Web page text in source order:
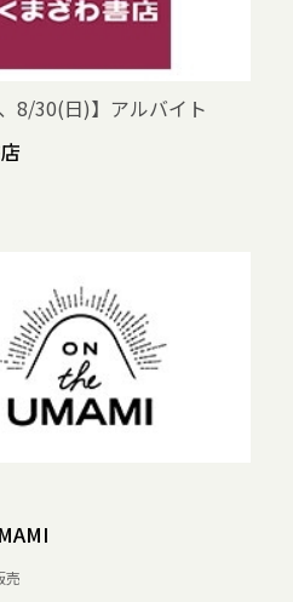
8/30(日)】アルバイト
売